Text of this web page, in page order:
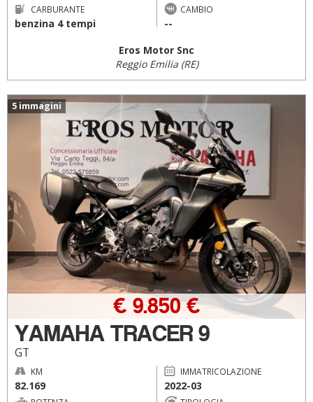
CARBURANTE
benzina 4 tempi
CAMBIO
--
Eros Motor Snc
Reggio Emilia (RE)
5 immagini
YAMAHA TRACER 9
GT
€ 9.850 €
KM
82.169
IMMATRICOLAZIONE
2022-03